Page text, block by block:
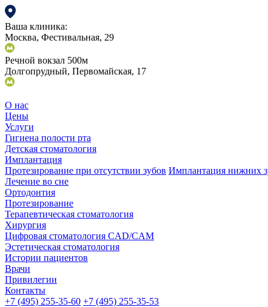
Ваша клиника:
Москва, Фестивальная, 29
Речной вокзал 500м
Долгопрудный, Первомайская, 17
О нас
Цены
Услуги
Гигиена полости рта
Детская стоматология
Имплантация
Протезирование при отсутствии зубов Имплантация нижних
Лечение во сне
Ортодонтия
Протезирование
Терапевтическая стоматология
Хирургия
Цифровая стоматология CAD/CAM
Эстетическая стоматология
Истории пациентов
Врачи
Привилегии
Контакты
+7 (495) 255-35-60 +7 (495) 255-35-53